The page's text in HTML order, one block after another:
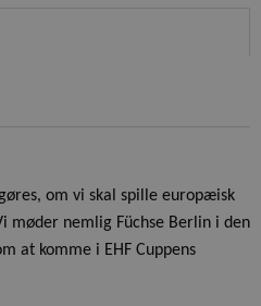
om vi skal spille europæisk
møder nemlig Füchse Berlin i den
at komme i EHF Cuppens